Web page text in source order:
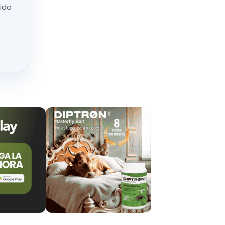
las
hasta la
de los
en otros
en
la